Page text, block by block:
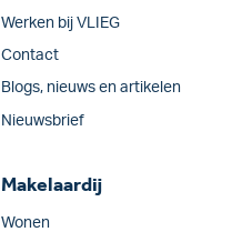
Werken bij VLIEG
Contact
Blogs, nieuws en artikelen
Nieuwsbrief
Makelaardij
Wonen